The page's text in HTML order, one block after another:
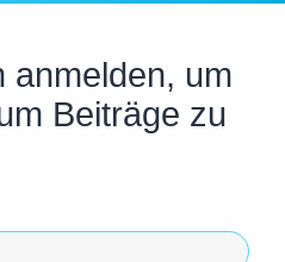
anmelden, um
Beiträge zu